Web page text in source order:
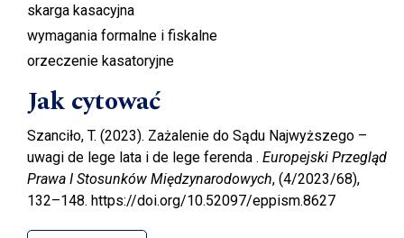
skarga kasacyjna
wymagania formalne i fiskalne
orzeczenie kasatoryjne
Jak cytować
Szanciło, T. (2023). Zażalenie do Sądu Najwyższego –
uwagi de lege lata i de lege ferenda . Europejski Przegląd
Prawa I Stosunków Międzynarodowych, (4/2023/68),
132–148. https://doi.org/10.52097/eppism.8627